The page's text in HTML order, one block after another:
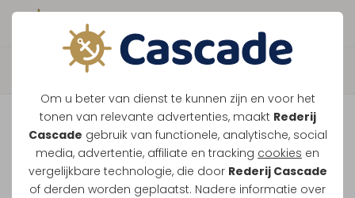
Om u beter van dienst te kunnen zijn en voor het
tonen van relevante advertenties, maakt Rederij
Cascade gebruik van functionele, analytische, social
media, advertentie, affiliate en tracking cookies en
vergelijkbare technologie, die door Rederij Cascade
of derden worden geplaatst. Nadere informatie over
Boek direct je vaart
Vaar je mee over de
Maasplassen?
Ondanks de lage waterstanden gaan
onze vaarten gewoon door.